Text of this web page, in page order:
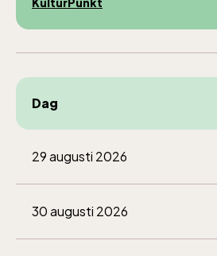
Dag
29 augusti 2026
30 augusti 2026